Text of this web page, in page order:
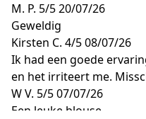
M. P. 5/520/07/26
Geweldig
Kirsten C. 4/508/07/26
Ik had een goede
en het irriteert me.
W V. 5/507/07/26
Een leuke blouse